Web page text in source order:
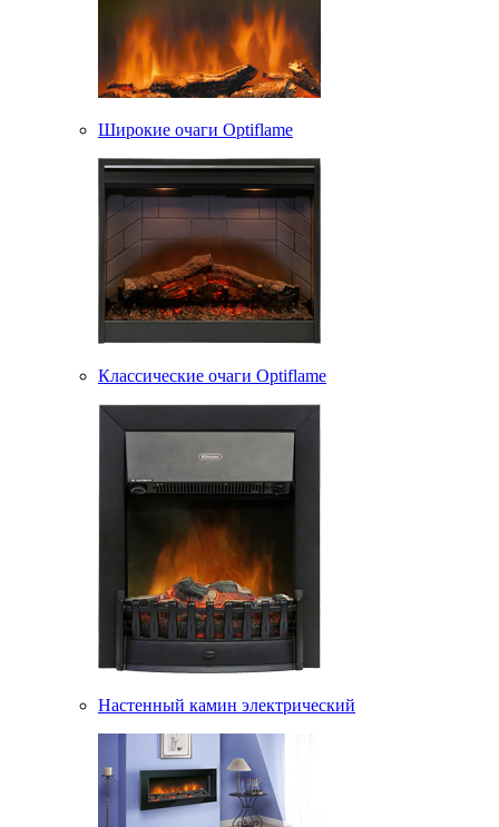
Широкие очаги Optiflame
Классические очаги Optiflame
Настенный камин электрический